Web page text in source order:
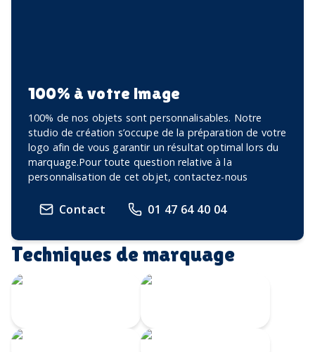
100% à votre image
100% de nos objets sont personnalisables. Notre
studio de création s’occupe de la préparation de votre
logo afin de vous garantir un résultat optimal lors du
marquage.Pour toute question relative à la
personnalisation de cet objet, contactez-nous
Contact 01 47 64 40 04
Techniques de marquage